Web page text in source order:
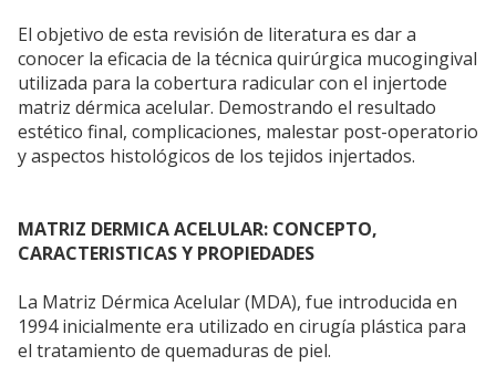
El objetivo de esta revisión de literatura es dar a
conocer la eficacia de la técnica quirúrgica mucogingival
utilizada para la cobertura radicular con el injertode
matriz dérmica acelular. Demostrando el resultado
estético final, complicaciones, malestar post-operatorio
y aspectos histológicos de los tejidos injertados.
MATRIZ DERMICA ACELULAR: CONCEPTO,
CARACTERISTICAS Y PROPIEDADES
La Matriz Dérmica Acelular (MDA), fue introducida en
1994 inicialmente era utilizado en cirugía plástica para
el tratamiento de quemaduras de piel.